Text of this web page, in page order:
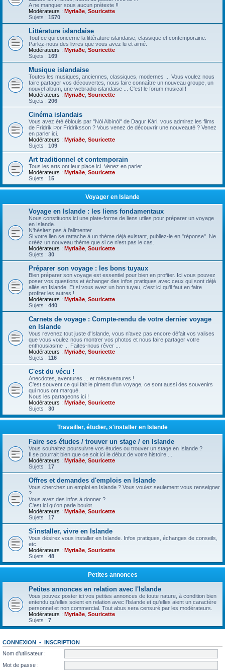
A ne manquer sous aucun prétexte !!
Modérateurs : Myriaðe Souricette
Sujets : 1570
Littérature islandaise
Tout ce qui concerne la littérature islandaise, classique et contemporaine.
Parlez-nous des livres que vous avez lu et aimé.
Modérateurs : Myriaðe Souricette
Sujets : 169
Musique islandaise
Toutes les musiques, anciennes, classiques, modernes ... Vous voulez nous
faire partager vos découvertes, nous faire connaître un nouveau groupe, un
nouvel album, une webradio islandaise ... C'est le forum musical !
Modérateurs : Myriaðe Souricette
Sujets : 206
Cinéma islandais
Vous avez été éblouis par "Nói Albínói" de Dagur Kári, vous admirez les films
de Fridrik Þor Fridriksson ? Vous venez de découvrir une nouveauté ? Venez
en parler ici.
Modérateurs : Myriaðe Souricette
Sujets : 109
Art traditionnel et contemporain
Tous les arts ont leur place ici. Venez en parler ...
Modérateurs : Myriaðe Souricette
Sujets : 15
Voyager en Islande
Voyage en Islande : les liens fondamentaux
Nous constituons ici une plate-forme de liens utiles pour préparer un voyage
en Islande.
N'hésitez pas à l'alimenter.
Si votre lien se rattache à un thème déjà existant, publiez-le en "réponse". Ne
crééz un nouveau thème que si ce n'est pas le cas.
Modérateurs : Myriaðe Souricette
Sujets : 30
Préparer son voyage : les bons tuyaux
Bien préparer son voyage est essentiel pour bien en profiter. Ici vous pouvez
poser vos questions et échanger des infos pratiques avec ceux qui sont déjà
allés en Islande. Et si vous avez un bon tuyau, c'est ici qu'il faut en faire
profiter les autres !
Modérateurs : Myriaðe Souricette
Sujets : 440
Carnets de voyage : Compte-rendu de votre dernier voyage
en Islande
Vous revenez tout juste d'Islande, vous n'avez pas encore défait vos valises
que vous voulez nous montrer vos photos et nous faire partager votre
enthousiasme ... Faites-nous rêver ...
Modérateurs : Myriaðe Souricette
Sujets : 116
C'est du vécu !
Anecdotes, aventures ... et mésaventures !
C'est souvent ce qui fait le piment d'un voyage, ce sont aussi des souvenirs
qui nous ont marqué.
Nous les partageons ici !
Modérateurs : Myriaðe Souricette
Sujets : 30
Travailler, étudier, s'installer en Islande
Faire ses études / trouver un stage / en Islande
Vous souhaitez poursuivre vos études ou trouver un stage en Islande ?
Il se pourrait bien que ce soit ici le début de votre histoire ...
Modérateurs : Myriaðe Souricette
Sujets : 17
Offres et demandes d'emplois en Islande
Vous cherchez un emploi en Islande ? Vous voulez seulement vous renseigner
?
Vous avez des infos à donner ?
C'est ici qu'on parle boulot.
Modérateurs : Myriaðe Souricette
Sujets : 17
S'installer, vivre en Islande
Vous désirez vous installer en Islande. Infos pratiques, échanges de conseils,
etc.
Modérateurs : Myriaðe Souricette
Sujets : 48
Petites annonces
Petites annonces en relation avec l'Islande
Vous pouvez poster ici vos petites annonces de toute nature, à condition bien
entendu qu'elles soient en relation avec l'Islande et qu'elles aient un caractère
personnel et non commercial. Tout abus sera censuré par les modérateurs.
Modérateurs : Myriaðe Souricette
Sujets : 7
CONNEXION • INSCRIPTION
Nom d’utilisateur :
Mot de passe :